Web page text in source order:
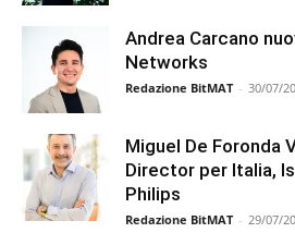
Andrea Carcano
Networks
Redazione BitMAT - 30/07/
Miguel De Foronda
Director per Italia,
Philips
Redazione BitMAT - 29/07/